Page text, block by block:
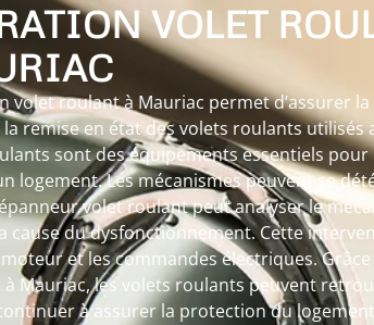
VOLET
volet roulant à Mauriac permet d’assurer
la remise en état des volets roulants utilisés
sont des équipements essentiels
logement. Les mécanismes peuvent se
volet roulant peut analyser le
cause du dysfonctionnement. Cette
et les commandes électriques.
Mauriac, les volets roulants peuvent
à assurer la protection du